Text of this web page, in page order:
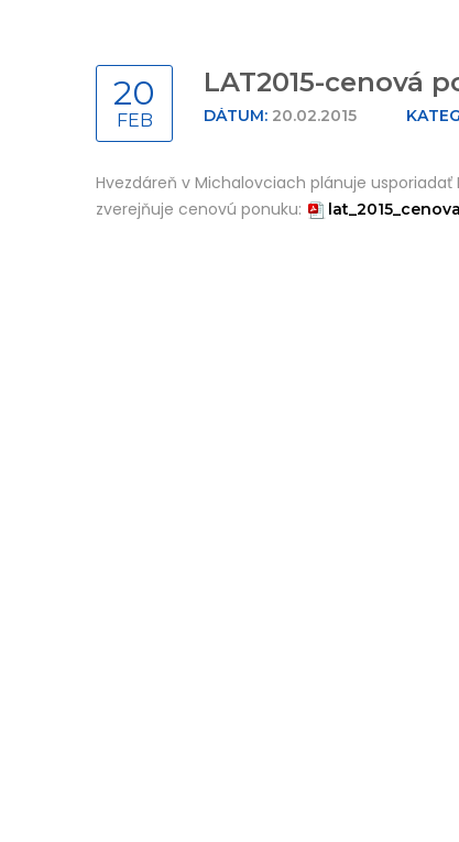
20
FEB
LAT2015-cenová
DÁTUM: 20.02.2015
Hvezdáreň v Michalovciach plánuje
zverejňuje cenovú ponuku: